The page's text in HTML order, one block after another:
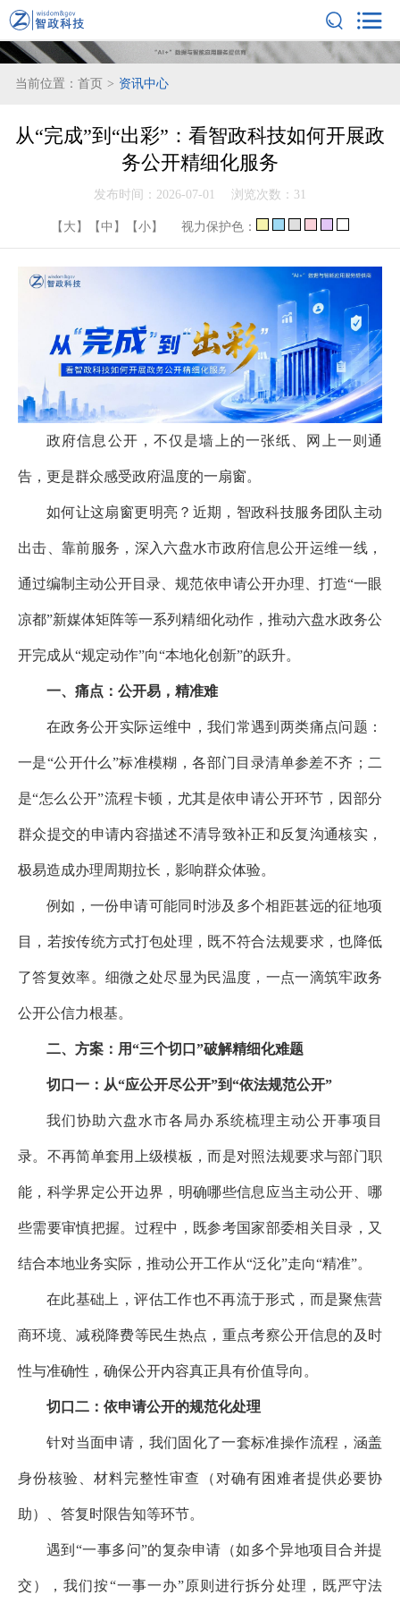
当前位置：首页 > 资讯中心
从“完成”到“出彩”：看智政科技如何开展政
务公开精细化服务
发布时间：2026-07-01 浏览次数： 31
【大】 【中】 【小】 视力保护色：
政府信息公开，不仅是墙上的一张纸、网上一则通
告，更是群众感受政府温度的一扇窗。
如何让这扇窗更明亮？近期，智政科技服务团队主动
出击、靠前服务，深入六盘水市政府信息公开运维一线，
通过编制主动公开目录、规范依申请公开办理、打造“一眼
凉都”新媒体矩阵等一系列精细化动作，推动六盘水政务公
开完成从“规定动作”向“本地化创新”的跃升。
一、痛点：公开易，精准难
在政务公开实际运维中，我们常遇到两类痛点问题：
一是“公开什么”标准模糊，各部门目录清单参差不齐；二
是“怎么公开”流程卡顿，尤其是依申请公开环节，因部分
群众提交的申请内容描述不清导致补正和反复沟通核实，
极易造成办理周期拉长，影响群众体验。
例如，一份申请可能同时涉及多个相距甚远的征地项
目，若按传统方式打包处理，既不符合法规要求，也降低
了答复效率。细微之处尽显为民温度，一点一滴筑牢政务
公开公信力根基。
二、方案：用“三个切口”破解精细化难题
切口一：从“应公开尽公开”到“依法规范公开”
我们协助六盘水市各局办系统梳理主动公开事项目
录。不再简单套用上级模板，而是对照法规要求与部门职
能，科学界定公开边界，明确哪些信息应当主动公开、哪
些需要审慎把握。过程中，既参考国家部委相关目录，又
结合本地业务实际，推动公开工作从“泛化”走向“精准”。
在此基础上，评估工作也不再流于形式，而是聚焦营
商环境、减税降费等民生热点，重点考察公开信息的及时
性与准确性，确保公开内容真正具有价值导向。
切口二：依申请公开的规范化处理
针对当面申请，我们固化了一套标准操作流程，涵盖
身份核验、材料完整性审查（对确有困难者提供必要协
助）、答复时限告知等环节。
遇到“一事多问”的复杂申请（如多个异地项目合并提
交），我们按“一事一办”原则进行拆分处理，既严守法